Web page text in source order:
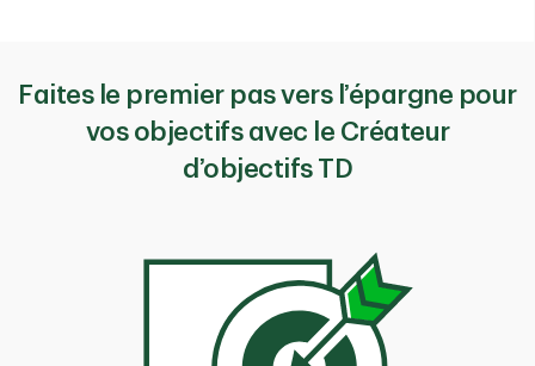
Faites le premier pas vers l’épargne pour
vos objectifs avec le Créateur
d’objectifs TD